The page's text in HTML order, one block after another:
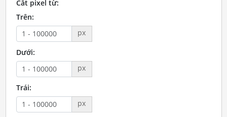
Cắt pixel từ:
Trên:
px
Dưới:
px
Trái:
px